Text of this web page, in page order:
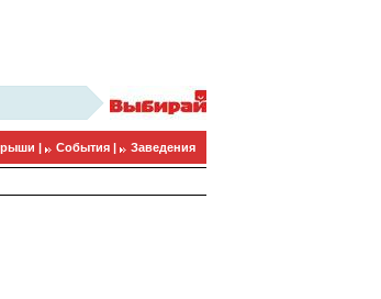
| События | Заведения